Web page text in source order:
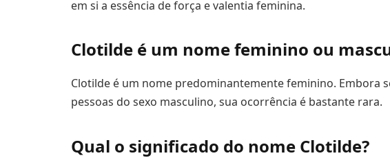
em si a essência de força e valentia feminina.
Clotilde é um nome feminino ou
Clotilde é um nome predominantemente feminino. Embora
pessoas do sexo masculino, sua ocorrência é bastante rara.
Qual o significado do nome Clotilde?